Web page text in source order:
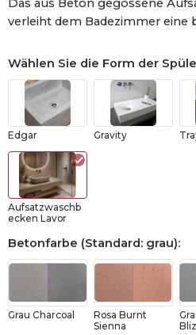
Das aus Beton gegossene
verleiht dem Badezimmer eine
Wählen Sie die Form der Spüle
Edgar Gravity
Aufsatzwaschb
ecken Lavor
Betonfarbe (Standard: grau):
Grau Charcoal
Rosa Burnt
Sienna